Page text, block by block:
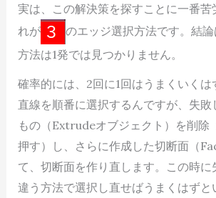
実は、この解決策を探すことに一番苦
れが
のエッジ選択方法です。結
方法は1発では見つかりません。
確率的には、2回に1回はうまくいく
直線を順番に選択するんですが、失敗
もの（Extrudeオブジェクト）を削除
押す）し、さらに作成した切断面（
て、切断面を作り直します。この時に
違う方法で選択し直せばうまくはずと